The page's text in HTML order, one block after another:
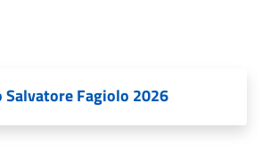
Salvatore Fagiolo 2026